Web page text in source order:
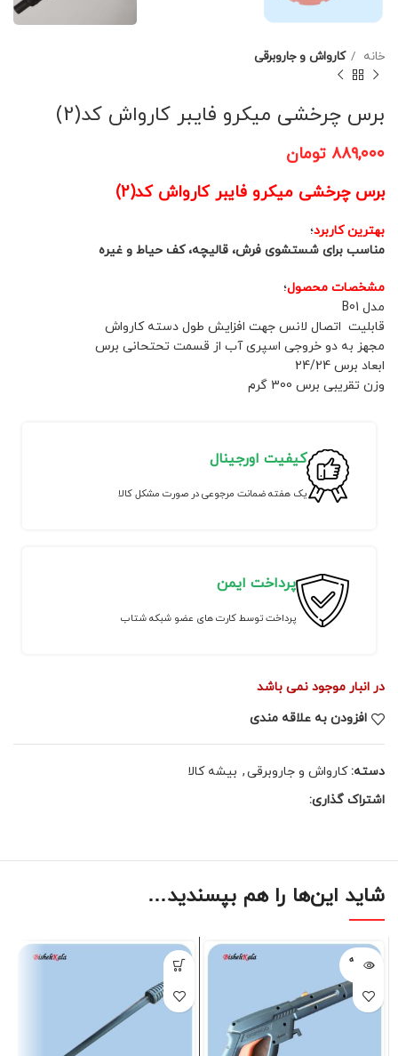
خانه کارواش و جاروبرقی
برس چرخشی میکرو فایبر کارواش کد(2)
۸۸۹,۰۰۰ تومان
برس چرخشی میکرو فایبر کارواش کد(2)
بهترین کاربرد؛
مناسب برای شستشوی فرش، قالیچه، کف حیاط و غیره
مشخصات محصول؛
مدل B01
قابلیت اتصال لانس جهت افزایش طول دسته کارواش
مجهز به دو خروجی اسپری آب از قسمت تحتحانی برس
ابعاد برس 24/24
وزن تقریبی برس 300 گرم
کیفیت اورجینال
یک هفته ضمانت مرجوعی در صورت مشکل کالا
پرداخت ایمن
پرداخت توسط کارت های عضو شبکه شتاب
در انبار موجود نمی باشد
افزودن به علاقه مندی
دسته: کارواش و جاروبرقی, بیشه کالا
اشتراک گذاری:
شاید این‌ها را هم بپسندید…
فروخته
شده